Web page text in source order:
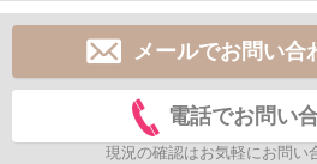
メールでお問い合
電話でお問い
現況の確認はお気軽にお問い